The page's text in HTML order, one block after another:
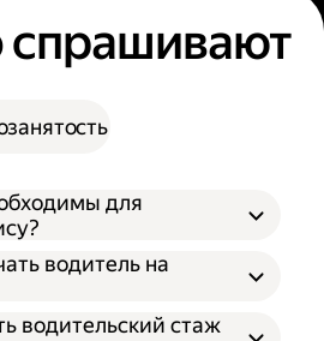
спрашивают
для
водитель на
водительский стаж